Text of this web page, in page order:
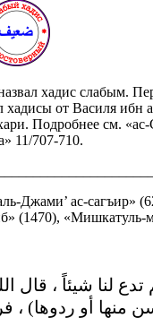
хадис слабым.
от Василя ибн
Подробнее см.
11/707-710.
Джами’ ас-сагъир»
(1470), «Мишкатуль-
لنا شيئاً ، قال
منها أو ردوها) ،